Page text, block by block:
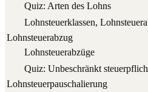
Quiz: Arten des Lohns
Lohn­steu­er­klas­sen,
Lohnsteuerabzug
Lohn­steu­er­ab­zü­ge
Quiz: Unbe­schränkt
Lohnsteuerpauschalierung